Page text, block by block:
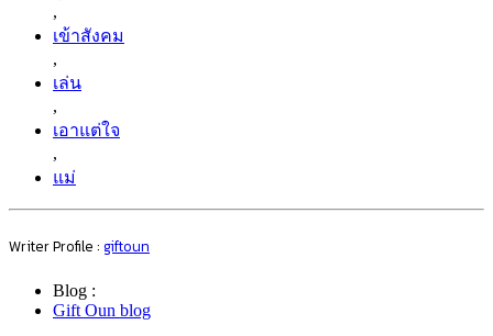
,
เข้าสังคม
,
เล่น
,
เอาแต่ใจ
,
แม่
Writer Profile : giftoun
Blog :
Gift Oun blog